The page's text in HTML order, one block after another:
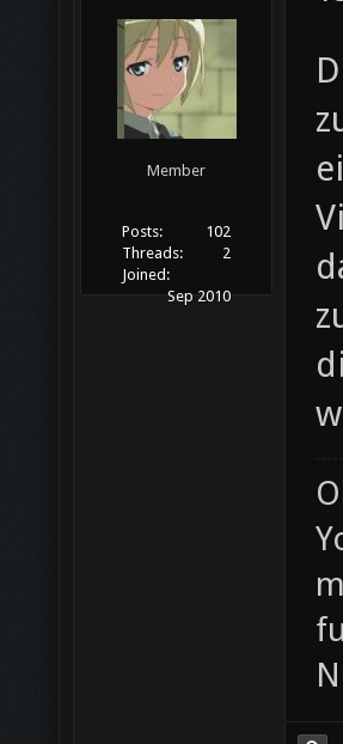
Member
Posts:
102
Threads:
2
Joined:
Sep 2010